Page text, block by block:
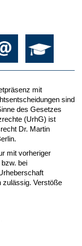
mit
sind
des Gesetzes
(UrhG) ist
Dr. Martin
mit vorheriger
bei
zulässig. Verstöße